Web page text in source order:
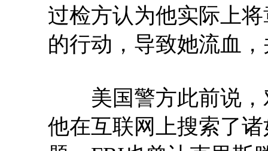
过检方认为他实际上
的行动，导致她流血
美国警方此前说，
他在互联网上搜索了